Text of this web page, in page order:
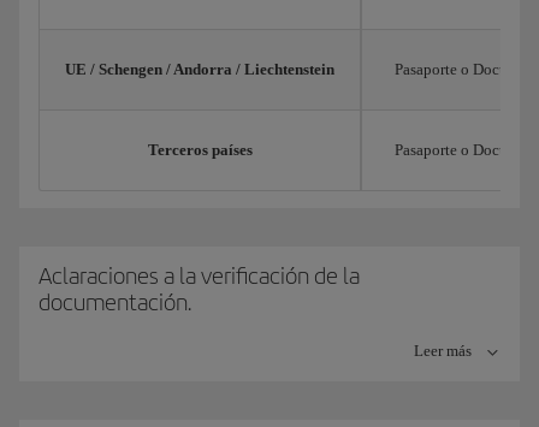
UE / Schengen / Andorra / Liechtenstein Pasaporte o
Terceros países Pasaporte o
Aclaraciones a la verificación de la
documentación.
A efectos de aplicación de las nuevas medidas de seguridad para la
Leer más